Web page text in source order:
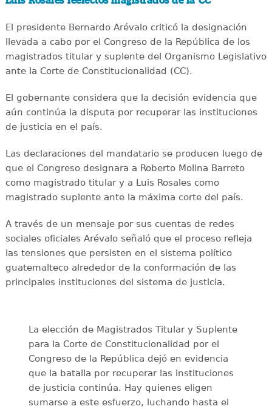
El presidente Bernardo Arévalo criticó la designación
llevada a cabo por el Congreso de la República de los
magistrados titular y suplente del Organismo Legislativo
ante la Corte de Constitucionalidad (CC).
El gobernante considera que la decisión evidencia que
aún continúa la disputa por recuperar las instituciones
de justicia en el país.
Las declaraciones del mandatario se producen luego de
que el Congreso designara a Roberto Molina Barreto
como magistrado titular y a Luis Rosales como
magistrado suplente ante la máxima corte del país.
A través de un mensaje por sus cuentas de redes
sociales oficiales Arévalo señaló que el proceso refleja
las tensiones que persisten en el sistema político
guatemalteco alrededor de la conformación de las
principales instituciones del sistema de justicia.
La elección de Magistrados Titular y Suplente
para la Corte de Constitucionalidad por el
Congreso de la República dejó en evidencia
que la batalla por recuperar las instituciones
de justicia continúa. Hay quienes eligen
sumarse a este esfuerzo, luchando hasta el